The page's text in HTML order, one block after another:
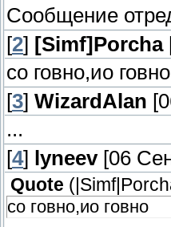
Сообщение
[2] [Simf]Porcha
со говно,ио говно
[3] WizardAlan
...
[4] lyneev[06
Quote (
со говно,ио говно